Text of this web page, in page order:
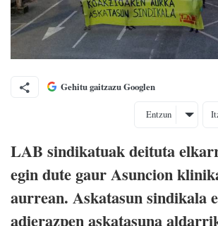
Gehitu gaitzazu Googlen
Entzun
LAB sindikatuak deituta
egin dute gaur Asuncion
aurrean. Askatasun sindikala
adierazpen askatasuna